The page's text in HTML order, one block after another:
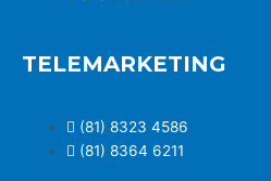
TELEMARKETING
(81) 8323 4586
(81) 8364 6211